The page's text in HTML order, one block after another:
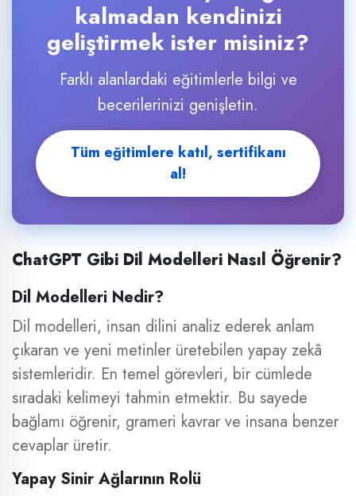
kalmadan kendinizi
geliştirmek ister misiniz?
Farklı alanlardaki eğitimlerle bilgi ve
becerilerinizi genişletin.
Tüm eğitimlere katıl, sertifikanı
al!
ChatGPT Gibi Dil Modelleri Nasıl Öğrenir?
Dil Modelleri Nedir?
Dil modelleri, insan dilini analiz ederek anlam
çıkaran ve yeni metinler üretebilen yapay zekâ
sistemleridir. En temel görevleri, bir cümlede
sıradaki kelimeyi tahmin etmektir. Bu sayede
bağlamı öğrenir, grameri kavrar ve insana benzer
cevaplar üretir.
Yapay Sinir Ağlarının Rolü